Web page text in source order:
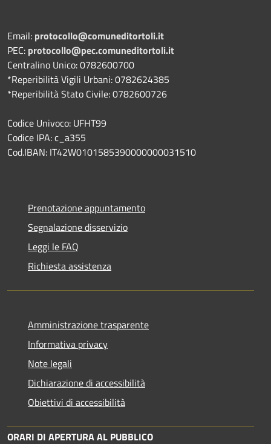
Email: protocollo@comuneditortoli.it
PEC: protocollo@pec.comuneditortoli.it
Centralino Unico: 0782600700
*Reperibilità Vigili Urbani: 0782624385
*Reperibilità Stato Civile: 0782600726
Codice Univoco: UFHT99
Codice IPA: c_a355
Cod.IBAN: IT42W0101585390000000031510
Prenotazione appuntamento
Segnalazione disservizio
Leggi le FAQ
Richiesta assistenza
Amministrazione trasparente
Informativa privacy
Note legali
Dichiarazione di accessibilità
Obiettivi di accessibilità
ORARI DI APERTURA AL PUBBLICO